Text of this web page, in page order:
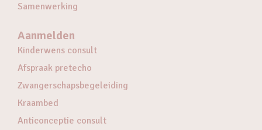
Samenwerking
Aanmelden
Kinderwens consult
Afspraak pretecho
Zwangerschapsbegeleiding
Kraambed
Anticonceptie consult